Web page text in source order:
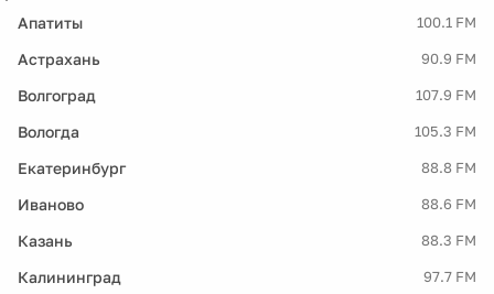
Апатиты 100.1 FM
Астрахань 90.9 FM
Волгоград 107.9 FM
Вологда 105.3 FM
Екатеринбург 88.8 FM
Иваново 88.6 FM
Казань 88.3 FM
Калининград 97.7 FM